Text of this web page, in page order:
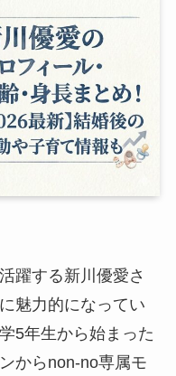
躍する新川優愛さ
魅力的になってい
5年生から始まった
からnon-no専属モ